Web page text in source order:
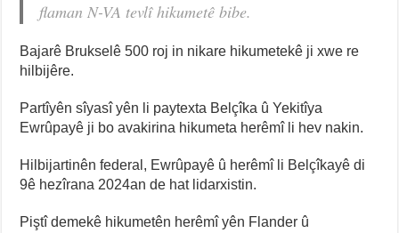
flaman N-VA tevlî hikumetê bibe.
Bajarê Brukselê 500 roj in nikare hikumetekê ji xwe re
hilbijêre.
Partîyên sîyasî yên li paytexta Belçîka û Yekitîya
Ewrûpayê ji bo avakirina hikumeta herêmî li hev nakin.
Hilbijartinên federal, Ewrûpayê û herêmî li Belçîkayê di
9ê hezîrana 2024an de hat lidarxistin.
Piştî demekê hikumetên herêmî yên Flander û